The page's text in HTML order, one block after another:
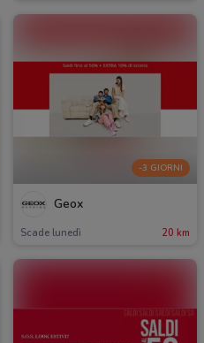
-3 GIORNI
Geox
Scade lunedì 20 km